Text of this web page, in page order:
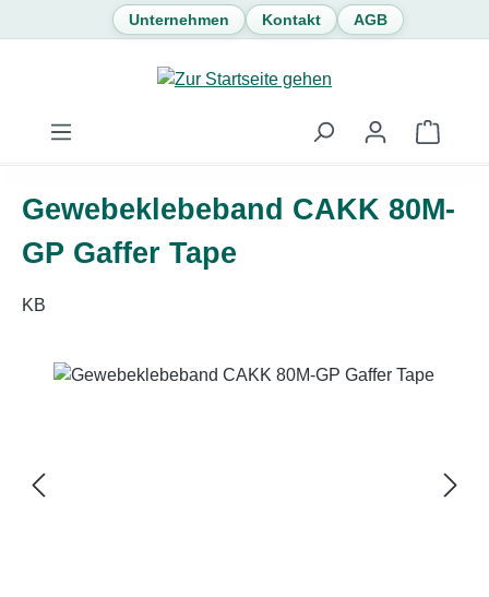
Zum Hauptinhalt springen
Unternehmen Kontakt AGB
Gewebeklebeband CAKK 80M-
GP Gaffer Tape
KB
Bildergalerie überspringen